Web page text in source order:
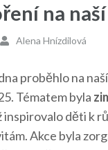
na
Alena Hnízdilová
proběhlo na
Tématem byla
inspirovalo děti k
Akce byla